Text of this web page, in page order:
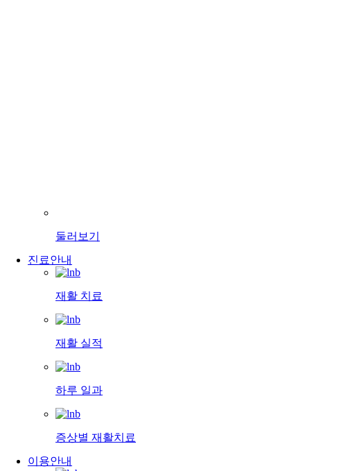
둘러보기
진료안내
재활 치료
재활 실적
하루 일과
증상별 재활치료
이용안내